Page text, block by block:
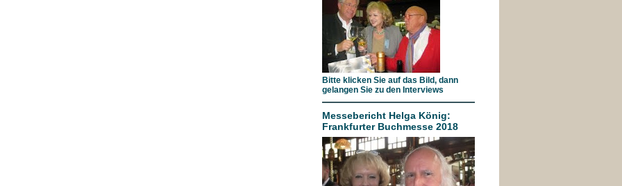
Bitte klicken Sie auf das Bild, dann
gelangen Sie zu den Interviews
Messebericht Helga König:
Frankfurter Buchmesse 2018